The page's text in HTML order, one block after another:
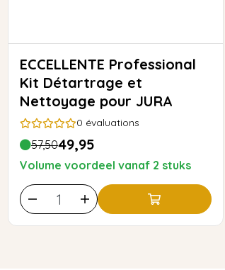
ECCELLENTE Professional
Kit Détartrage et
Nettoyage pour JURA
0 évaluations
57,5049,95
Volume voordeel vanaf 2 stuks